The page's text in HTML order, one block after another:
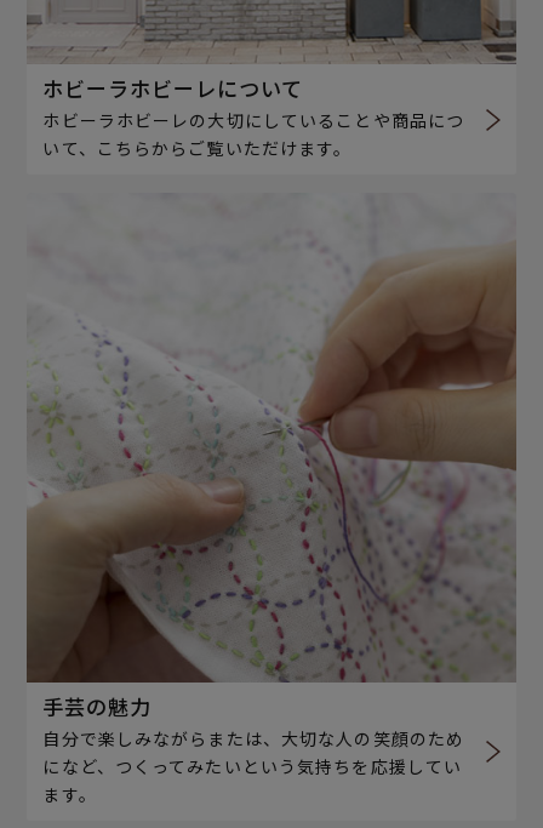
ホビーラホビーレについて
ホビーラホビーレの大切にしていることや商品につ
いて、こちらからご覧いただけます。
手芸の魅力
自分で楽しみながらまたは、大切な人の笑顔のため
になど、つくってみたいという気持ちを応援してい
ます。